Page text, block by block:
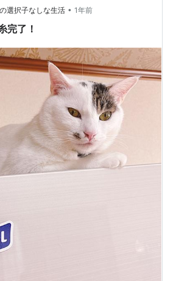
いま…
選択子なしな生活 • 1年前
完了！